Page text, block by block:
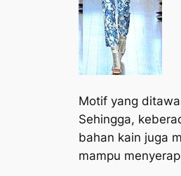
Motif yang
Sehingga,
bahan kain juga
mampu